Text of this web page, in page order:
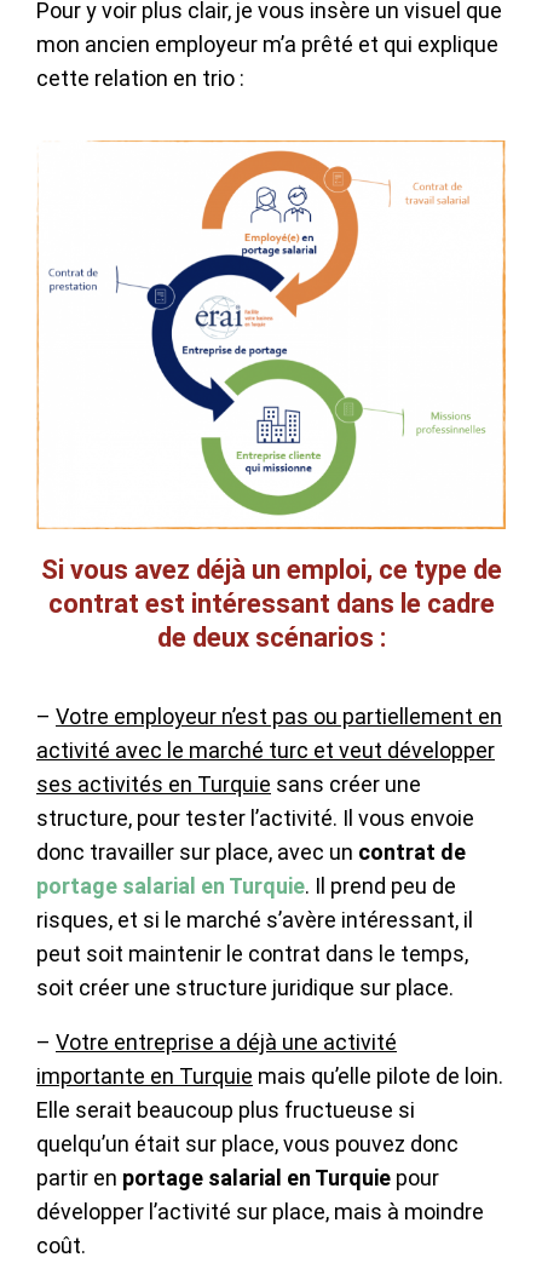
Pour y voir plus clair, je vous insère un visuel que
mon ancien employeur m’a prêté et qui explique
cette relation en trio :
Si vous avez déjà un emploi, ce type de
contrat est intéressant dans le cadre
de deux scénarios :
– Votre employeur n’est pas ou partiellement en
activité avec le marché turc et veut développer
ses activités en Turquie sans créer une
structure, pour tester l’activité. Il vous envoie
donc travailler sur place, avec un contrat de
portage salarial en Turquie. Il prend peu de
risques, et si le marché s’avère intéressant, il
peut soit maintenir le contrat dans le temps,
soit créer une structure juridique sur place.
– Votre entreprise a déjà une activité
importante en Turquie mais qu’elle pilote de loin.
Elle serait beaucoup plus fructueuse si
quelqu’un était sur place, vous pouvez donc
partir en portage salarial en Turquie pour
développer l’activité sur place, mais à moindre
coût.